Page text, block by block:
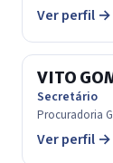
Ver perfil →
VITO
Secretário
Procuradoria
Ver perfil →